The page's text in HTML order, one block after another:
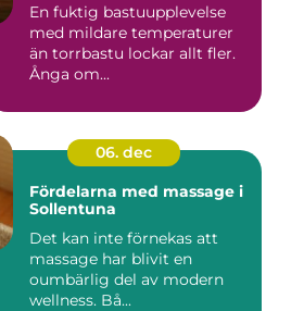
En fuktig bastuupplevelse
med mildare temperaturer
än torrbastu lockar allt fler.
Ånga om...
06. dec
Fördelarna med massage i
Sollentuna
Det kan inte förnekas att
massage har blivit en
oumbärlig del av modern
wellness. Bå...